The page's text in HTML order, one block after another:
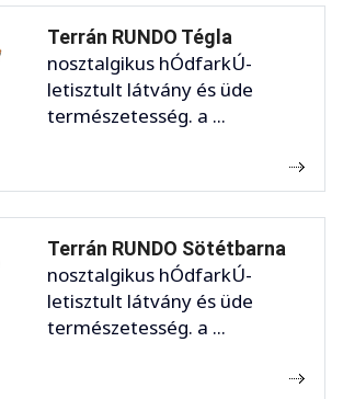
Terrán RUNDO Tégla
nosztalgikus hÓdfarkÚ-
letisztult látvány és üde
természetesség. a ...
Terrán RUNDO Sötétbarna
nosztalgikus hÓdfarkÚ-
letisztult látvány és üde
természetesség. a ...